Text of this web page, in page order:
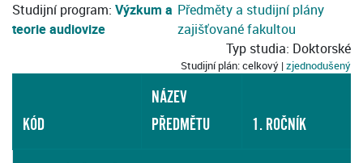
Studijní program: Výzkum a
teorie audiovize
Předměty a studijní plány
zajišťované fakultou
Typ studia: Doktorské
Studijní plán: celkový |zjednodušený
KÓD
NÁZEV
PŘEDMĚTU
1. ROČNÍK